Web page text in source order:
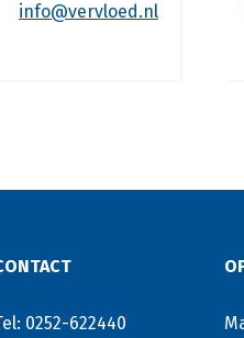
info@vervloed.nl
0252-622440